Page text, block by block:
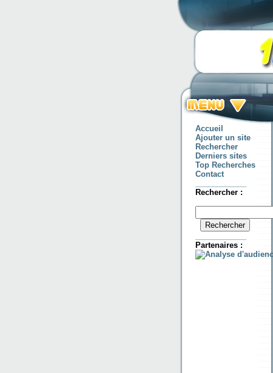
Accueil
Ajouter un site
Rechercher
Derniers sites
Top Recherches
Contact
Rechercher :
Partenaires :